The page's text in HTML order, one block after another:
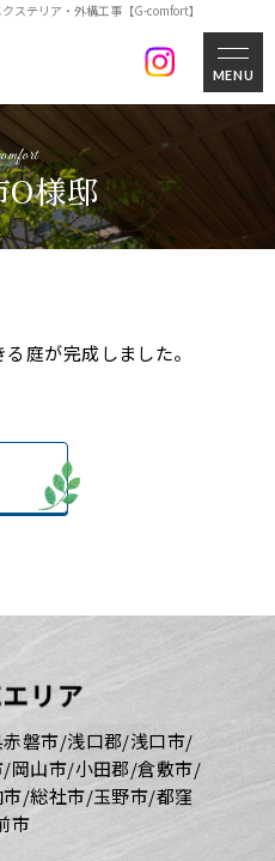
ステリア・外構工事【G-comfort】
MENU
O様邸
庭が完成しました。
リア
赤磐市/浅口郡/浅口市/
/岡山市/小田郡/倉敷市/
市/総社市/玉野市/都窪
市